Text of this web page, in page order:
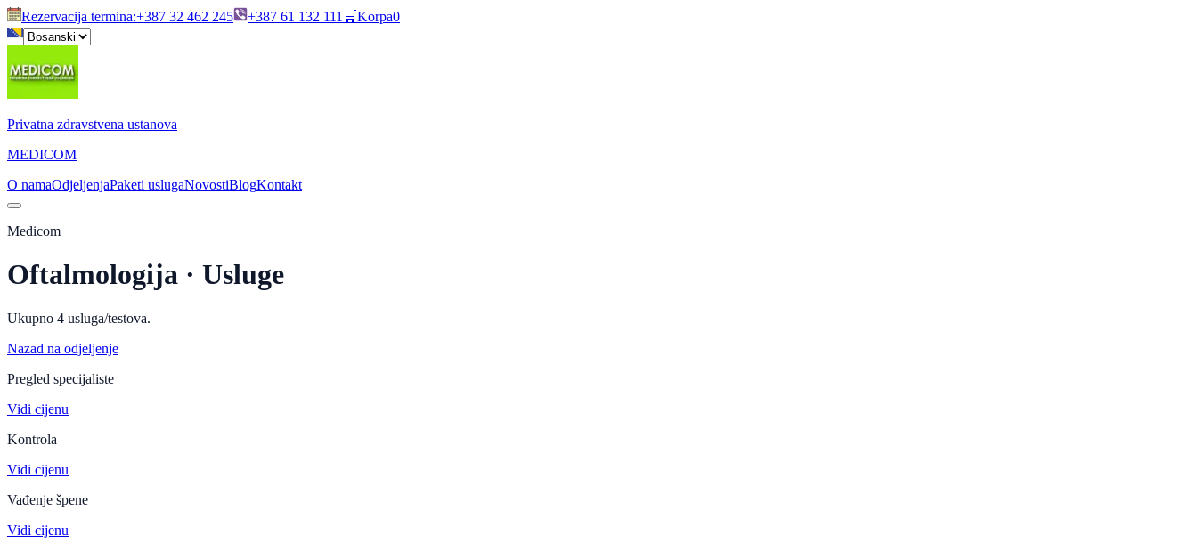
Rezervacija termina:+387 32 462 245 +387 61 132 111 🛒Korpa0
Privatna zdravstvena ustanova
MEDICOM
O namaOdjeljenjaPaketi uslugaNovostiBlogKontakt
Medicom
Oftalmologija · Usluge
Ukupno 4 usluga/testova.
Nazad na odjeljenje
Pregled specijaliste
Vidi cijenu
Kontrola
Vidi cijenu
Vađenje špene
Vidi cijenu